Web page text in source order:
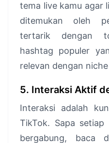
tema live kamu agar
ditemukan oleh
tertarik dengan
hashtag populer
relevan dengan
5. Interaksi Aktif
Interaksi adalah
TikTok. Sapa
bergabung, baca